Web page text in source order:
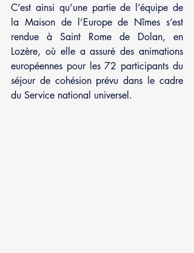
C’est ainsi qu’une partie de l’équipe de
la Maison de l’Europe de Nîmes s’est
rendue à Saint Rome de Dolan, en
Lozère, où elle a assuré des animations
européennes pour les 72 participants du
séjour de cohésion prévu dans le cadre
du Service national universel.